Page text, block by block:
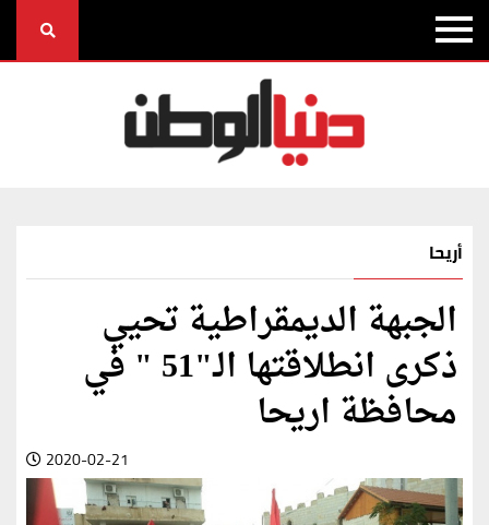
أريحا
الجبهة الديمقراطية تحيي
ذكرى انطلاقتها الـ"51 " في
محافظة اريحا
2020-02-21